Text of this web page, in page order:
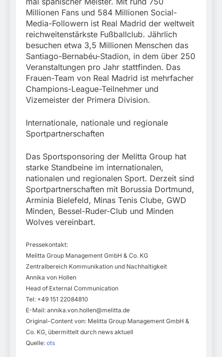
Millionen Fans und 584 Millionen Social-
Media-Followern ist Real Madrid der weltweit
reichweitenstärkste Fußballclub. Jährlich
besuchen etwa 3,5 Millionen Menschen das
Santiago-Bernabéu-Stadion, in dem über 250
Veranstaltungen pro Jahr stattfinden. Das
Frauen-Team von Real Madrid ist mehrfacher
Champions-League-Teilnehmer und
Vizemeister der Primera Division.
Internationale, nationale und regionale
Sportpartnerschaften
Das Sportsponsoring der Melitta Group hat
starke Standbeine im internationalen,
nationalen und regionalen Sport. Derzeit sind
Sportpartnerschaften mit Borussia Dortmund,
Arminia Bielefeld, Minas Tenis Clube, GWD
Minden, Bessel-Ruder-Club und Minden
Wolves vereinbart.
Pressekontakt:
Melitta Group Management GmbH & Co. KG
Zentralbereich Kommunikation und Nachhaltigkeit
Annika von Hollen
Head of External Communication
Tel: +49 151 22084810
E-Mail: annika.von.hollen@melitta.de
Original-Content von: Melitta Group Management GmbH &
Co. KG, übermittelt durch news aktuell
Quelle: ots